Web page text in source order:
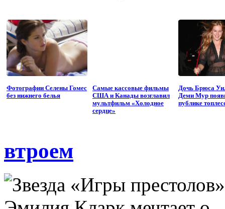
Фотографии Селены Гомес
без нижнего белья
Самые кассовые фильмы
США и Канады возглавил
мультфильм «Холодное
сердце»
Дочь Брюса
Деми Мур
публике
втроем